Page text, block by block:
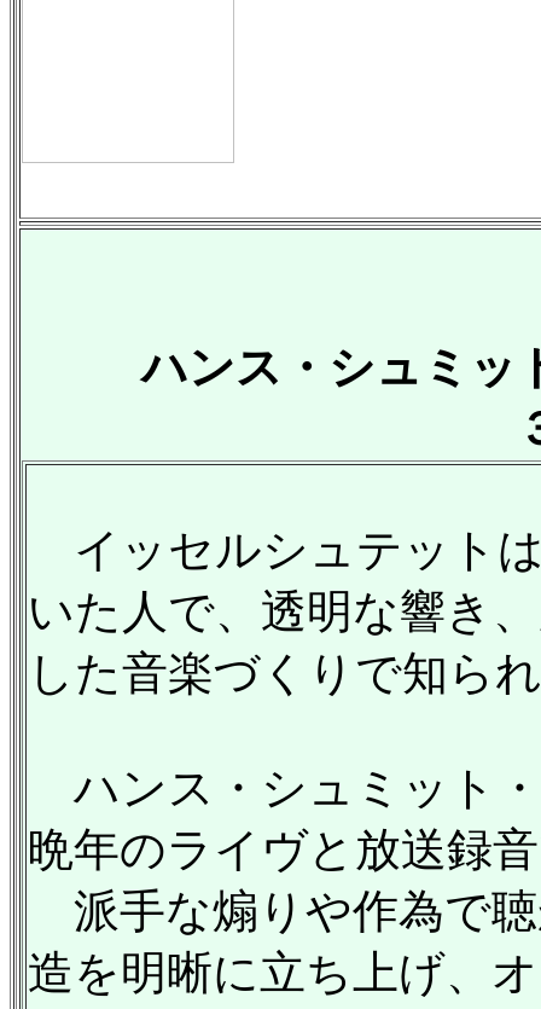
ハンス・シュミッ
イッセルシュテット
いた人で、透明な響き
した音楽づくりで知ら
ハンス・シュミット
晩年のライヴと放送録
派手な煽りや作為で
造を明晰に立ち上げ、